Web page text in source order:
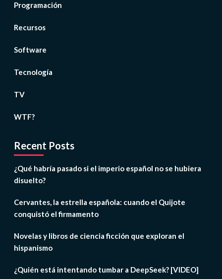
Programación
Recursos
Software
Tecnología
TV
WTF?
Recent Posts
¿Qué habría pasado si el imperio español no se hubiera
disuelto?
Cervantes, la estrella española: cuando el Quijote
conquistó el firmamento
Novelas y libros de ciencia ficción que exploran el
hispanismo
¿Quién está intentando tumbar a DeepSeek? [VIDEO]